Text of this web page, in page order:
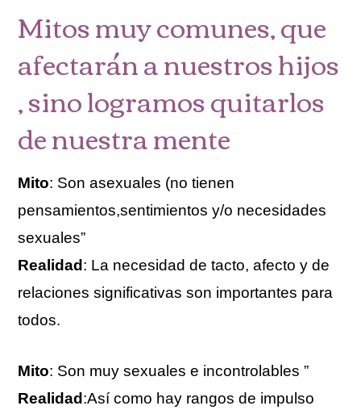
Mitos muy comunes, que
afectarán a nuestros hijos
, sino logramos quitarlos
de nuestra mente
Mito: Son asexuales (no tienen
pensamientos,sentimientos y/o necesidades
sexuales”
Realidad : La necesidad de tacto, afecto y de
relaciones significativas son importantes para
todos.
Mito: Son muy sexuales e incontrolables ”
Realidad:Así como hay rangos de impulso